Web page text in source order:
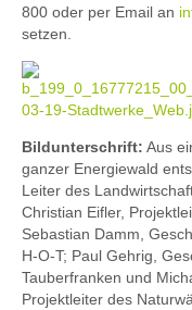
800 oder per Email an
setzen.
Bildunterschrift: Aus
ganzer Energiewald
Leiter des
Christian Eifler,
Sebastian Damm,
H-O-T; Paul Gehrig,
Tauberfranken und
Projektleiter des